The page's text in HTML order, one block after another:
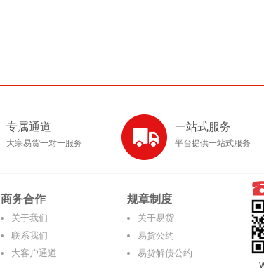
专属通道
大宗易货一对一服务
一站式服务
平台提供一站式服务
商务合作
关于我们
联系我们
大客户通道
规章制度
关于易货
易货公约
易货解债公约